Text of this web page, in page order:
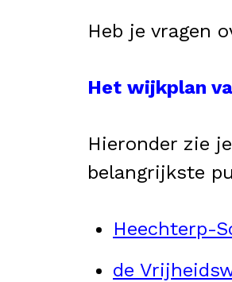
Heb je vragen
Het wijkplan
Hieronder zie
belangrijkste
Heechterp-
de